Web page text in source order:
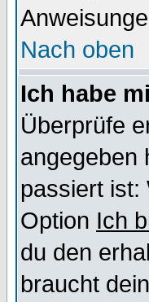
Nach oben
Ich habe
Überprüfe
angegeben
passiert ist:
Option Ich
du den
braucht